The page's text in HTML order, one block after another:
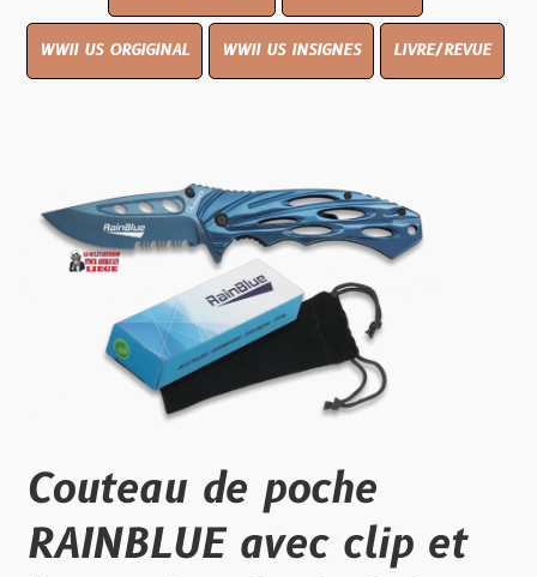
WWII US ORGIGINAL WWII US INSIGNES LIVRE/REVUE
Couteau de poche
RAINBLUE avec clip et